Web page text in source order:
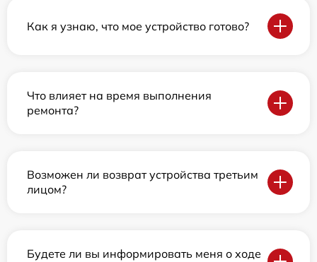
Как я узнаю, что мое устройство готово?
Что влияет на время выполнения
ремонта?
Возможен ли возврат устройства третьим
лицом?
Будете ли вы информировать меня о ходе